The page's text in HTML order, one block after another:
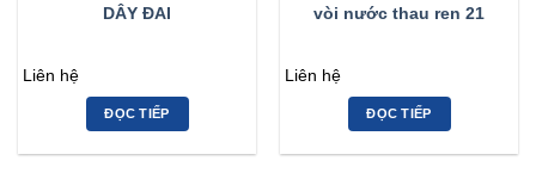
DÂY ĐAI
Liên hệ
ĐỌC TIẾP
vòi nước thau ren 21
Liên hệ
ĐỌC TIẾP